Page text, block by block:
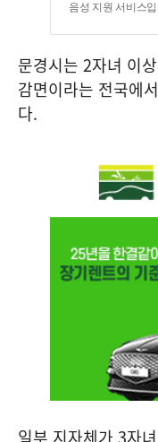
음성 지원 서비스
문경시는 2자녀 이
감면이라는 전국에
다.
일부 지자체가 3자